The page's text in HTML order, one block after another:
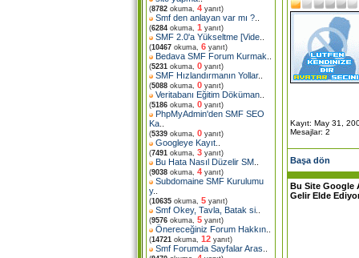
(8782 okuma, 4 yanıt)
Smf den anlayan var mı ?
(6284 okuma, 1 yanıt)
SMF 2.0'a Yükseltme [Vide
(10467 okuma, 6 yanıt)
Bedava SMF Forum Kurmak
(5231 okuma, 0 yanıt)
SMF Hızlandırmanın Yollar..
(5088 okuma, 0 yanıt)
Veritabanı Eğitim Döküman
(5186 okuma, 0 yanıt)
PhpMyAdmin'den SMF SEO
Ka
(5339 okuma, 0 yanıt)
Googleye Kayıt
(7491 okuma, 3 yanıt)
Bu Hata Nasıl Düzelir SM
(9038 okuma, 4 yanıt)
Subdomaine SMF Kurulumu
y..
(10635 okuma, 5 yanıt)
Smf Okey, Tavla, Batak si
(9576 okuma, 5 yanıt)
Önereceğiniz Forum Hakkın
(14721 okuma, 12 yanıt)
Smf Forumda Sayfalar Aras
Kayıt: May 31,
Mesajlar: 2
Başa dön
Bu Site Google
Gelir Elde